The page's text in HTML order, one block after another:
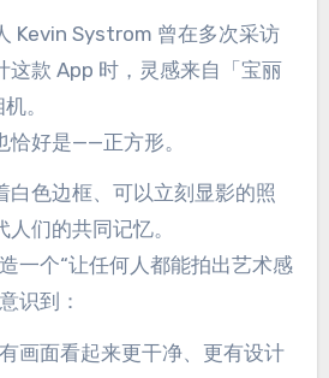
Kevin Systrom 曾在多次采访
这款 App 时，灵感来自「宝丽
。
恰好是——正方形。
白色边框、可以立刻显影的照
们的共同记忆。
一个“让任何人都能拍出艺术感
识到：
画面看起来更干净、更有设计